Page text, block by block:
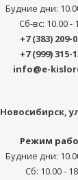
Будние дни:
Сб-вс: 10.00 -
+7 (383) 209-
+7 (999) 315-
info@e-
Новосибирск ,
Режим
Будние дни:
Сб: 10.00 -